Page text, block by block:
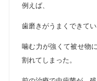
例えば、
歯磨きがうまくできてい
噛む力が強くて被せ物
割れてしまった。